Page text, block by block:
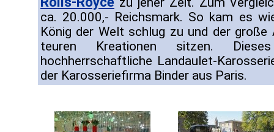
ca. 20.000,- Reichsmark. So kam es
König der Welt schlug zu und der große
teuren Kreationen sitzen.
hochherrschaftliche Landaulet-
der Karosseriefirma Binder aus Paris.